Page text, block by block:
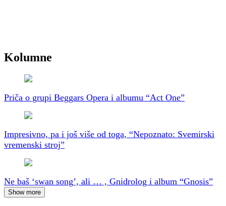
Kolumne
Priča o grupi Beggars Opera i albumu “Act One”
Impresivno, pa i još više od toga, “Nepoznato: Svemirski
vremenski stroj”
Ne baš ‘swan song’, ali … , Gnidrolog i album “Gnosis”
Show more